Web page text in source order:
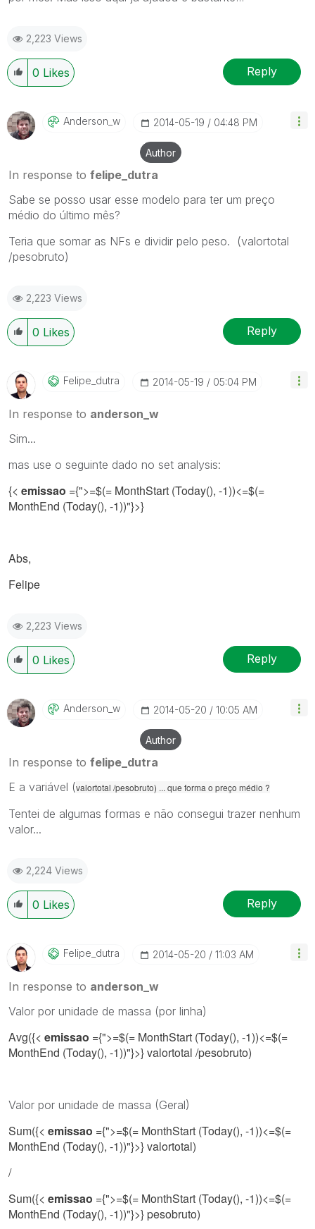
2,223 Views
0 Likes Reply
Anderson_w ‎2014-05-19 04:48 PM
Author
In response to felipe_dutra
Sabe se posso usar esse modelo para ter um preço
médio do último mês?
Teria que somar as NFs e dividir pelo peso. (valortotal
/pesobruto)
2,223 Views
0 Likes Reply
Felipe_dutra ‎2014-05-19 05:04 PM
In response to anderson_w
Sim...
mas use o seguinte dado no set analysis:
{< emissao ={">=$(= MonthStart (Today(), -1))<=$(=
MonthEnd (Today(), -1))"}>}
Abs,
Felipe
2,223 Views
0 Likes Reply
Anderson_w ‎2014-05-20 10:05 AM
Author
In response to felipe_dutra
E a variável (valortotal /pesobruto) ... que forma o preço médio ?
Tentei de algumas formas e não consegui trazer nenhum
valor...
2,224 Views
0 Likes Reply
Felipe_dutra ‎2014-05-20 11:03 AM
In response to anderson_w
Valor por unidade de massa (por linha)
Avg({< emissao ={">=$(= MonthStart (Today(), -1))<=$(=
MonthEnd (Today(), -1))"}>}valortotal /pesobruto)
Valor por unidade de massa (Geral)
Sum({< emissao ={">=$(= MonthStart (Today(), -1))<=$(=
MonthEnd (Today(), -1))"}>} valortotal)
/
Sum({< emissao ={">=$(= MonthStart (Today(), -1))<=$(=
MonthEnd (Today(), -1))"}>} pesobruto)